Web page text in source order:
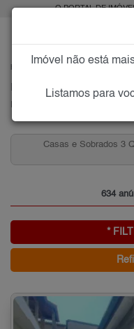
O PORTAL DE
Imóveis à Venda em
Casas e Sobrados 3
634
*
Imóvel não está
Listamos para